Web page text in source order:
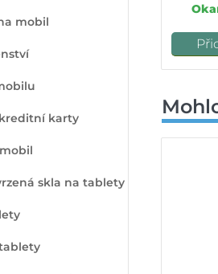
mobil
karty
skla na tablety